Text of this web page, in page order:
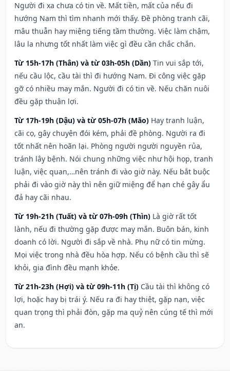
Người đi xa chưa có tin về. Mất tiền, mất của nếu đi
hướng Nam thì tìm nhanh mới thấy. Đề phòng tranh cãi,
mâu thuẫn hay miệng tiếng tầm thường. Việc làm chậm,
lâu la nhưng tốt nhất làm việc gì đều cần chắc chắn.
Từ 15h-17h (Thân) và từ 03h-05h (Dần) Tin vui sắp tới,
nếu cầu lộc, cầu tài thì đi hướng Nam. Đi công việc gặp
gỡ có nhiều may mắn. Người đi có tin về. Nếu chăn nuôi
đều gặp thuận lợi.
Từ 17h-19h (Dậu) và từ 05h-07h (Mão) Hay tranh luận,
cãi cọ, gây chuyện đói kém, phải đề phòng. Người ra đi
tốt nhất nên hoãn lại. Phòng người người nguyền rủa,
tránh lây bệnh. Nói chung những việc như hội họp, tranh
luận, việc quan,…nên tránh đi vào giờ này. Nếu bắt buộc
phải đi vào giờ này thì nên giữ miệng để hạn ché gây ẩu
đả hay cãi nhau.
Từ 19h-21h (Tuất) và từ 07h-09h (Thìn) Là giờ rất tốt
lành, nếu đi thường gặp được may mắn. Buôn bán, kinh
doanh có lời. Người đi sắp về nhà. Phụ nữ có tin mừng.
Mọi việc trong nhà đều hòa hợp. Nếu có bệnh cầu thì sẽ
khỏi, gia đình đều mạnh khỏe.
Từ 21h-23h (Hợi) và từ 09h-11h (Tị) Cầu tài thì không có
lợi, hoặc hay bị trái ý. Nếu ra đi hay thiệt, gặp nạn, việc
quan trọng thì phải đòn, gặp ma quỷ nên cúng tế thì mới
an.